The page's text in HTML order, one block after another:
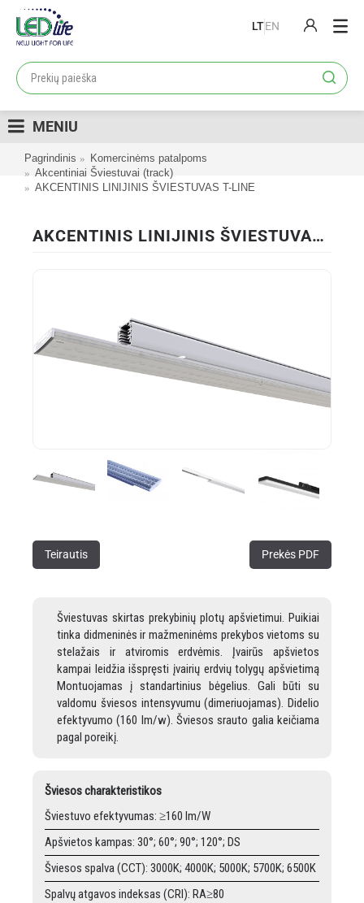
LTEN
PRODUKTAI
LOJALUMO PROGRAMA
KATALOGAI
KONTAKTAI
MENIU
Pagrindinis
Komercinėms patalpoms
Akcentiniai Šviestuvai (track)
AKCENTINIS LINIJINIS ŠVIESTUVAS T-LINE
AKCENTINIS LINIJINIS ŠVIESTUVAS T-LINE
Teirautis Prekės PDF
Šviestuvas skirtas prekybinių plotų apšvietimui. Puikiai
tinka didmeninės ir mažmeninėms prekybos vietoms su
stelažais ir atviromis erdvėmis. Įvairūs apšvietos
kampai leidžia išspręsti įvairių erdvių tolygų apšvietimą
Montuojamas į standartinius bėgelius. Gali būti su
valdomu šviesos intensyvumu (dimeriuojamas). Didelio
efektyvumo (160 lm/w). Šviesos srauto galia keičiama
pagal poreikį.
Šviesos charakteristikos
Šviestuvo efektyvumas: ≥160 lm/W
Apšvietos kampas: 30°; 60°; 90°; 120°; DS
Šviesos spalva (CCT): 3000K; 4000K; 5000K; 5700K; 6500K
Spalvų atgavos indeksas (CRI): RA≥80